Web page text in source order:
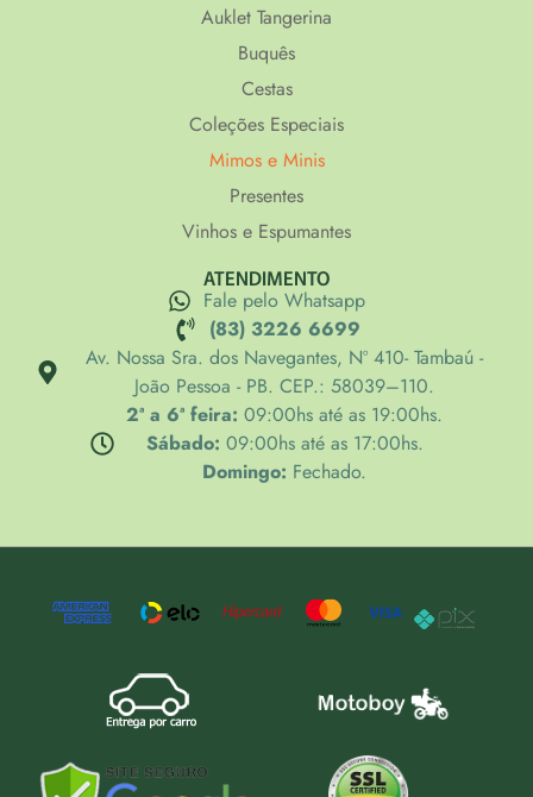
Auklet Tangerina
Buquês
Cestas
Coleções Especiais
Mimos e Minis
Presentes
Vinhos e Espumantes
ATENDIMENTO
Fale pelo Whatsapp
(83) 3226 6699
Av. Nossa Sra. dos Navegantes, Nº 410- Tambaú -
João Pessoa - PB. CEP.: 58039–110.
2ª a 6ª feira: 09:00hs até as 19:00hs.
Sábado: 09:00hs até as 17:00hs.
Domingo: Fechado.